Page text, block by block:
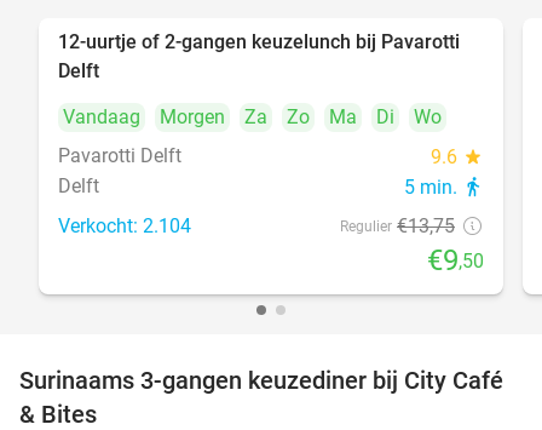
31%
12-uurtje of 2-gangen keuzelunch bij Pavarotti
Delft
Vandaag
Morgen Za Zo Ma Di
Wo
Pavarotti Delft
9.6 star
Delft 5 min. directions_walk
Verkocht: 2.104 Regulier €13,75
€9,50
21%
Surinaams 3-gangen keuzediner bij City Café
& Bites